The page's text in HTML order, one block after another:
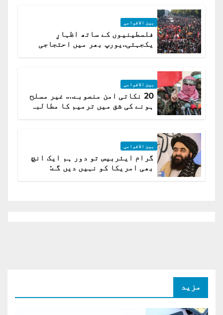
بین الاقوامی
فلسطینیوں کے ساتھ اظہارِ
یکجہتی..یورپ بھر میں احتجاجی
بین الاقوامی
20 نکاتی امن منصوبے…. غیر مسلح
ہونے کی شق میں ترمیم کا مطالبہ
بین الاقوامی
گرام ایئربیس تو دور ہم ایک انچ
بھی امریکا کو نہیں دیں گے:
مزید